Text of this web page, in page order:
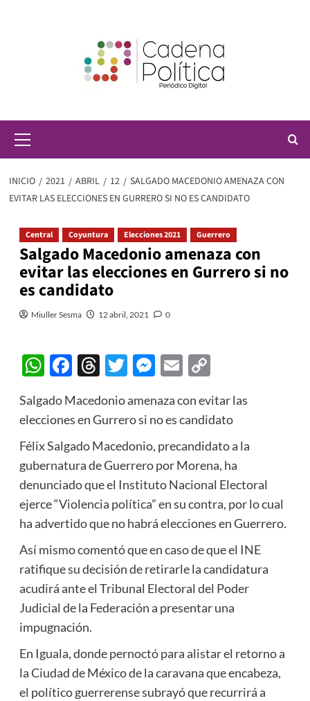
principal
INICIO 2021 ABRIL 12
SALGADO MACEDONIO AMENAZA CON
EVITAR LAS ELECCIONES EN GURRERO SI NO ES CANDIDATO
Central Coyuntura Elecciones 2021 Guerrero
Salgado Macedonio amenaza con
evitar las elecciones en Gurrero si no
es candidato
Miuller Sesma 12 abril, 2021 0
WhatsApp
Facebook
Threads
Twitter
Messenger
EmailCopy
Salgado Macedonio amenaza con evitar las
elecciones en Gurrero si no es candidato
Félix Salgado Macedonio, precandidato a la
gubernatura de Guerrero por Morena, ha
denunciado que el Instituto Nacional Electoral
ejerce “Violencia política” en su contra, por lo cual
ha advertido que no habrá elecciones en Guerrero.
Así mismo comentó que en caso de que el INE
ratifique su decisión de retirarle la candidatura
acudirá ante el Tribunal Electoral del Poder
Judicial de la Federación a presentar una
impugnación.
En Iguala, donde pernoctó para alistar el retorno a
la Ciudad de México de la caravana que encabeza,
el político guerrerense subrayó que recurrirá a